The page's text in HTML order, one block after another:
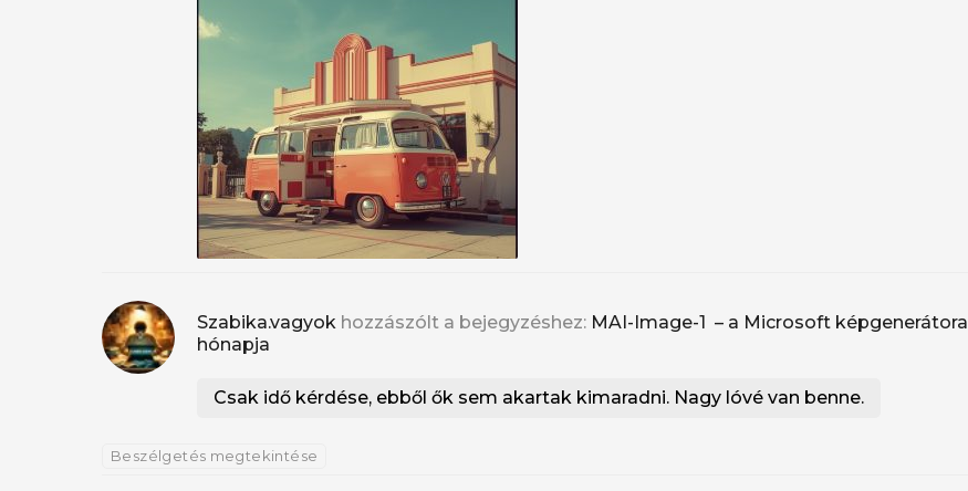
Szabika.vagyok hozzászólt a bejegyzéshez: MAI-Image-1 – a Microsoft képgenerátora
hónapja
Csak idő kérdése, ebből ők sem akartak kimaradni. Nagy lóvé van benne.
Beszélgetés megtekintése